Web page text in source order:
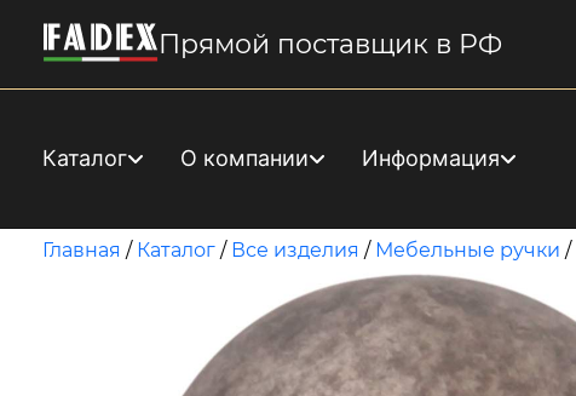
Прямой поставщик в РФ
Каталог О компании Информация
Главная / Каталог / Все изделия / Мебельные ручки /